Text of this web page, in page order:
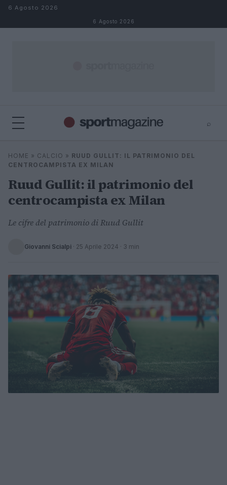
Salta al contenuto
6 Agosto 2026
6 Agosto 2026
⌕
Cerca
HOME » CALCIO » RUUD GULLIT: IL PATRIMONIO DEL
CENTROCAMPISTA EX MILAN
Ruud Gullit: il patrimonio del
centrocampista ex Milan
Le cifre del patrimonio di Ruud Gullit
Giovanni Scialpi · 25 Aprile 2024 · 3 min